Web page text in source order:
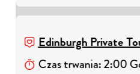
Edinburgh Private
Czas trwania:2:00